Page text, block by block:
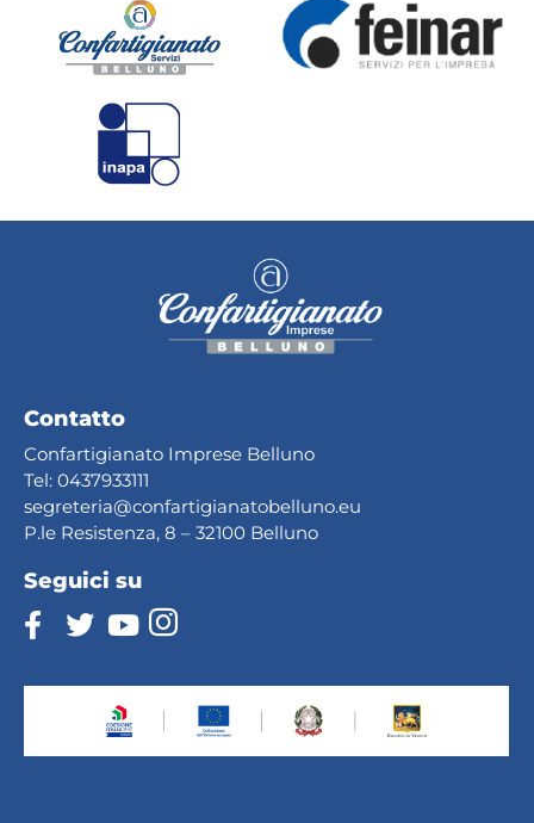
Contatto
Confartigianato Imprese Belluno
Tel: 0437933111
segreteria@confartigianatobelluno.eu
P.le Resistenza, 8 – 32100 Belluno
Seguici su